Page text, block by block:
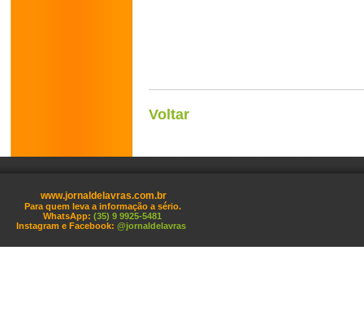
Voltar
www.jornaldelavras.com.br
Para quem leva a informação a sério.
WhatsApp: (35) 9 9925-5481
Instagram e Facebook: @jornaldelavras